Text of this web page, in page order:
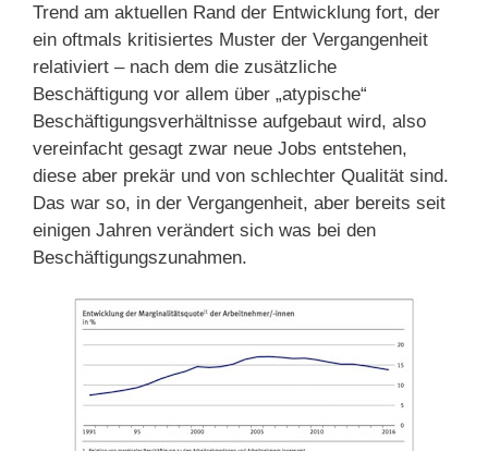
Trend am aktuellen Rand der Entwicklung fort, der
ein oftmals kritisiertes Muster der Vergangenheit
relativiert – nach dem die zusätzliche
Beschäftigung vor allem über „atypische“
Beschäftigungsverhältnisse aufgebaut wird, also
vereinfacht gesagt zwar neue Jobs entstehen,
diese aber prekär und von schlechter Qualität sind.
Das war so, in der Vergangenheit, aber bereits seit
einigen Jahren verändert sich was bei den
Beschäftigungszunahmen.